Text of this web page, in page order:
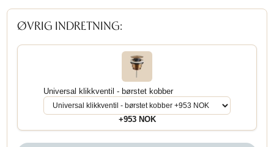
ØVRIG INDRETNING:
Universal klikkventil - børstet kobber
+953 NOK